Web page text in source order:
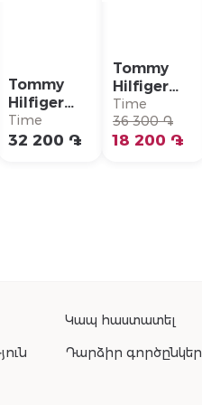
Tommy
Hilfiger
Ожерелье/
2790577
Time
32 200 ֏
Tommy
Hilfiger
Ожерелье/
2790578
Time
36 300 ֏
18 200 ֏
Կապ հաստատել
Դարձիր գործընկեր